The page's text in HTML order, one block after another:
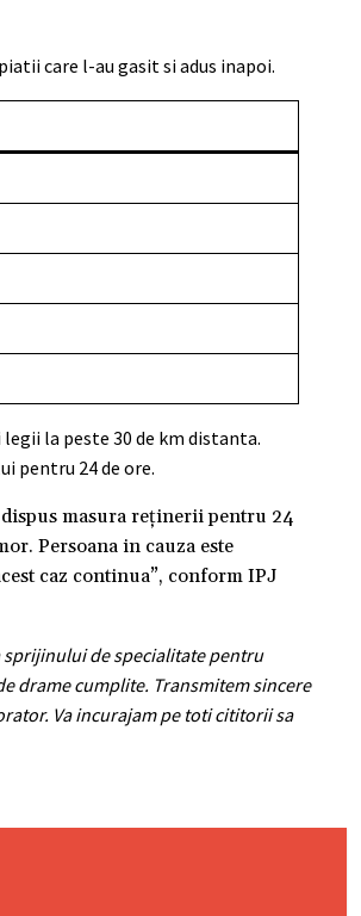
care l-au gasit si adus inapoi.
la peste 30 de km distanta.
pentru 24 de ore.
masura reţinerii pentru 24
Persoana in cauza este
caz continua”, conform IPJ
de specialitate pentru
drame cumplite. Transmitem sincere
Va incurajam pe toti cititorii sa